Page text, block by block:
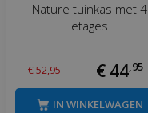
Nature tuinkas met 4
etages
€52,95 € 44,95
IN WINKELWAGEN